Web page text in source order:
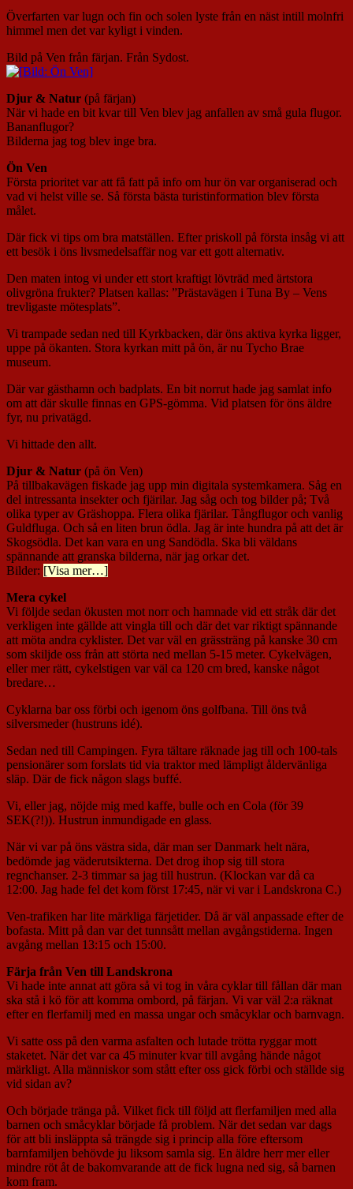
Överfarten var lugn och fin och solen lyste från en näst intill molnfri
himmel men det var kyligt i vinden.
Bild på Ven från färjan. Från Sydost.
Djur & Natur (på färjan)
När vi hade en bit kvar till Ven blev jag anfallen av små gula flugor.
Bananflugor?
Bilderna jag tog blev inge bra.
Ön Ven
Första prioritet var att få fatt på info om hur ön var organiserad och
vad vi helst ville se. Så första bästa turistinformation blev första
målet.
Där fick vi tips om bra matställen. Efter priskoll på första insåg vi att
ett besök i öns livsmedelsaffär nog var ett gott alternativ.
Den maten intog vi under ett stort kraftigt lövträd med ärtstora
olivgröna frukter? Platsen kallas: ”Prästavägen i Tuna By – Vens
trevligaste mötesplats”.
Vi trampade sedan ned till Kyrkbacken, där öns aktiva kyrka ligger,
uppe på ökanten. Stora kyrkan mitt på ön, är nu Tycho Brae
museum.
Där var gästhamn och badplats. En bit norrut hade jag samlat info
om att där skulle finnas en GPS-gömma. Vid platsen för öns äldre
fyr, nu privatägd.
Vi hittade den allt.
Djur & Natur (på ön Ven)
På tillbakavägen fiskade jag upp min digitala systemkamera. Såg en
del intressanta insekter och fjärilar. Jag såg och tog bilder på; Två
olika typer av Gräshoppa. Flera olika fjärilar. Tångflugor och vanlig
Guldfluga. Och så en liten brun ödla. Jag är inte hundra på att det är
Skogsödla. Det kan vara en ung Sandödla. Ska bli väldans
spännande att granska bilderna, när jag orkar det.
Bilder: [Visa mer…]
Mera cykel
Vi följde sedan ökusten mot norr och hamnade vid ett stråk där det
verkligen inte gällde att vingla till och där det var riktigt spännande
att möta andra cyklister. Det var väl en grässträng på kanske 30 cm
som skiljde oss från att störta ned mellan 5-15 meter. Cykelvägen,
eller mer rätt, cykelstigen var väl ca 120 cm bred, kanske något
bredare…
Cyklarna bar oss förbi och igenom öns golfbana. Till öns två
silversmeder (hustruns idé).
Sedan ned till Campingen. Fyra tältare räknade jag till och 100-tals
pensionärer som forslats tid via traktor med lämpligt åldervänliga
släp. Där de fick någon slags buffé.
Vi, eller jag, nöjde mig med kaffe, bulle och en Cola (för 39
SEK(?!)). Hustrun inmundigade en glass.
När vi var på öns västra sida, där man ser Danmark helt nära,
bedömde jag väderutsikterna. Det drog ihop sig till stora
regnchanser. 2-3 timmar sa jag till hustrun. (Klockan var då ca
12:00. Jag hade fel det kom först 17:45, när vi var i Landskrona C.)
Ven-trafiken har lite märkliga färjetider. Då är väl anpassade efter de
bofasta. Mitt på dan var det tunnsått mellan avgångstiderna. Ingen
avgång mellan 13:15 och 15:00.
Färja från Ven till Landskrona
Vi hade inte annat att göra så vi tog in våra cyklar till fållan där man
ska stå i kö för att komma ombord, på färjan. Vi var väl 2:a räknat
efter en flerfamilj med en massa ungar och småcyklar och barnvagn.
Vi satte oss på den varma asfalten och lutade trötta ryggar mott
staketet. När det var ca 45 minuter kvar till avgång hände något
märkligt. Alla människor som stått efter oss gick förbi och ställde sig
vid sidan av?
Och började tränga på. Vilket fick till följd att flerfamiljen med alla
barnen och småcyklar började få problem. När det sedan var dags
för att bli insläppta så trängde sig i princip alla före eftersom
barnfamiljen behövde ju liksom samla sig. En äldre herr mer eller
mindre röt åt de bakomvarande att de fick lugna ned sig, så barnen
kom fram.